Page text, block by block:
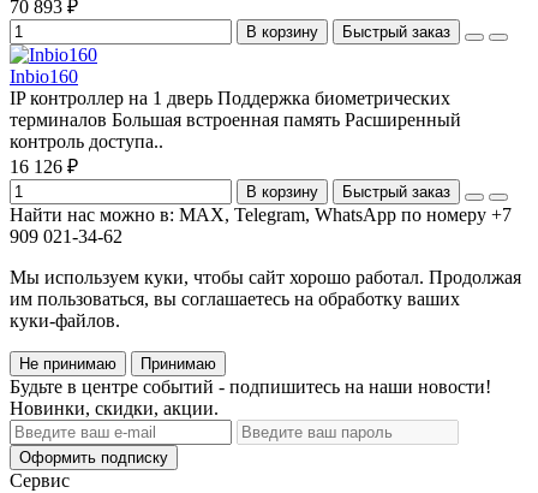
70 893 ₽
В корзину Быстрый заказ
Inbio160
IP контроллер на 1 дверь Поддержка биометрических
терминалов Большая встроенная память Расширенный
контроль доступа..
16 126 ₽
В корзину Быстрый заказ
Найти нас можно в: MAX, Telegram, WhatsApp по номеру +7
909 021-34-62
Мы используем куки, чтобы сайт хорошо работал. Продолжая
им пользоваться, вы соглашаетесь на обработку ваших
куки‑файлов.
Не принимаю Принимаю
Будьте в центре событий - подпишитесь на наши новости!
Новинки, скидки, акции.
Оформить подписку
Сервис